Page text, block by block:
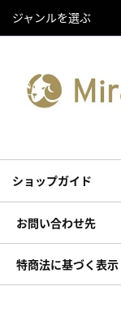
ジャンルを選ぶ
ショップガイド
お問い合わせ先
特商法に基づく表示